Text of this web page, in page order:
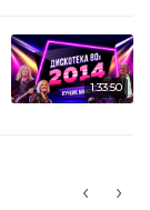
1:33:50